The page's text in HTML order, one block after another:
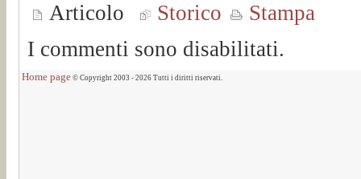
Articolo Storico
Stampa
I commenti sono disabilitati.
Home page © Copyright 2003 - 2026 Tutti i diritti riservati.